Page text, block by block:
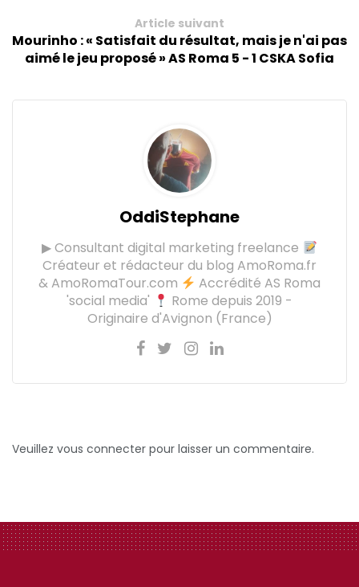
Article suivant
Mourinho : « Satisfait du résultat, mais je n'ai pas
aimé le jeu proposé » AS Roma 5 - 1 CSKA Sofia
OddiStephane
▶ Consultant digital marketing freelance
Créateur et rédacteur du blog AmoRoma.fr
& AmoRomaTour.com
Accrédité AS Roma
'social media'
Rome depuis 2019 -
Originaire d'Avignon (France)
Veuillez vous connecter pour laisser un commentaire.